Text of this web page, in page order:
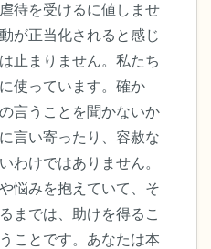
待を受けるに値しませ
が正当化されると感じ
止まりません。私たち
使っています。確か
言うことを聞かないか
言い寄ったり、容赦な
わけではありません。
悩みを抱えていて、そ
までは、助けを得るこ
ことです。あなたは本